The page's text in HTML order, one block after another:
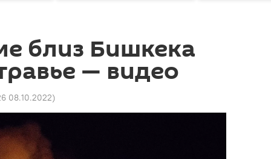
близ Бишкека
— видео
08.10.2022)